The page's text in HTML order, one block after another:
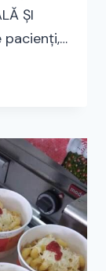
ȘI
pacienți,…